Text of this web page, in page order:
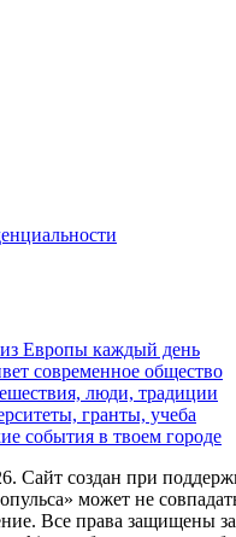
Европы каждый день
современное общество
люди, традиции
гранты, учеба
события в твоем городе
Сайт создан при
может не
Все права защищены